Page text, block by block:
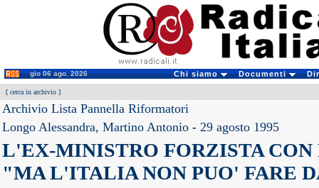
gio 06 ago. 2026 Chi siamo Documenti
[ cerca in archivio ]
Archivio Lista Pannella Riformatori
Longo Alessandra, Martino Antonio - 29 agosto 1995
L'EX-MINISTRO FORZISTA CON
"MA L'ITALIA NON PUO' FARE